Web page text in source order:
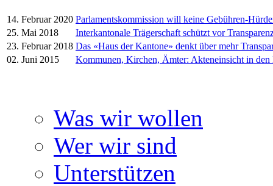
14. Februar 2020 Parlamentskommission will keine Gebühren-
25. Mai 2018
Interkantonale Trägerschaft schützt vor
23. Februar 2018 Das «Haus der Kantone» denkt über mehr
02. Juni 2015
Kommunen, Kirchen, Ämter: Akteneinsicht in den
Was wir wollen
Wer wir sind
Unterstützen